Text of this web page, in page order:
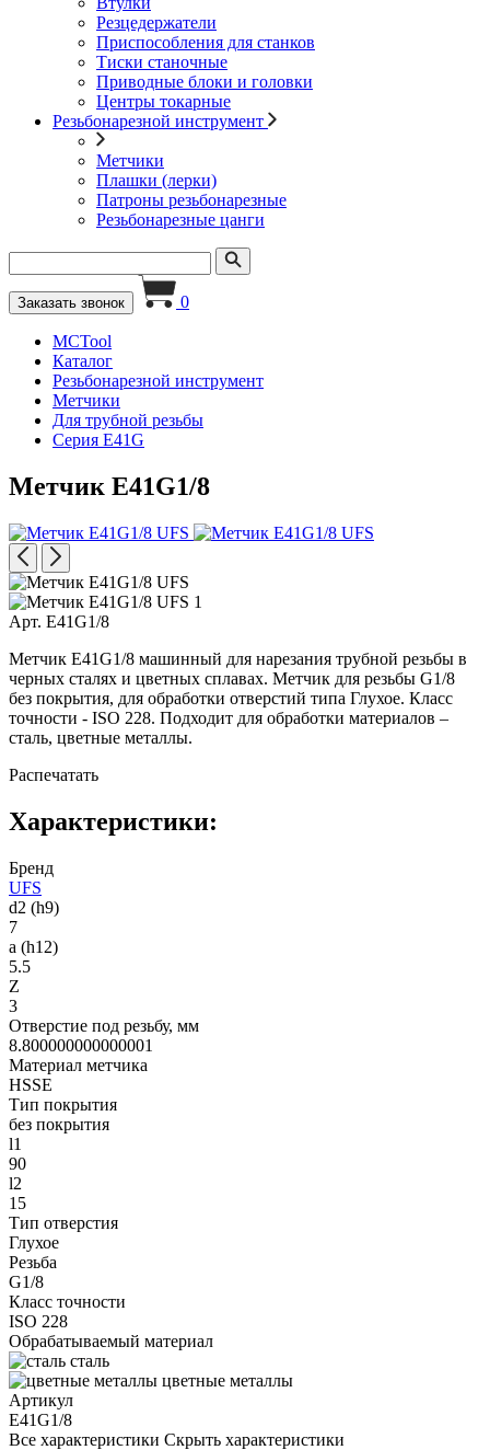
Резцедержатели
Приспособления для станков
Тиски станочные
Приводные блоки и головки
Центры токарные
Резьбонарезной инструмент
Метчики
Плашки (лерки)
Патроны резьбонарезные
Резьбонарезные цанги
Заказать звонок 0
MCTool
Каталог
Резьбонарезной инструмент
Метчики
Для трубной резьбы
Серия E41G
Метчик E41G1/8
Арт. E41G1/8
Метчик E41G1/8 машинный для нарезания трубной резьбы в
черных сталях и цветных сплавах. Метчик для резьбы G1/8
без покрытия, для обработки отверстий типа Глухое. Класс
точности - ISO 228. Подходит для обработки материалов –
сталь, цветные металлы.
Распечатать
Характеристики:
Бренд
UFS
d2 (h9)
7
a (h12)
5.5
Z
3
Отверстие под резьбу, мм
8.800000000000001
Материал метчика
HSSE
Тип покрытия
без покрытия
l1
90
l2
15
Тип отверстия
Глухое
Резьба
G1/8
Класс точности
ISO 228
Обрабатываемый материал
сталь
цветные металлы
Артикул
E41G1/8
Все характеристики Скрыть характеристики